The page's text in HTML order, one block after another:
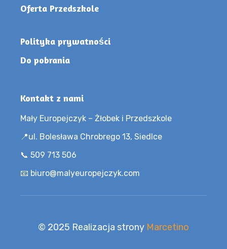
Oferta Przedszkole
Polityka prywatności
Do pobrania
Kontakt z nami
Mały Europejczyk – Żłobek i Przedszkole
📍ul. Bolesława Chrobrego 13, Siedlce
📞 509 713 506
📧 biuro@malyeuropejczyk.com
© 2025 Realizacja strony Marcetino